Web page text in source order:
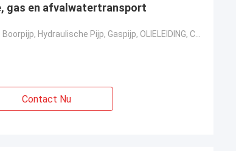
gas en afvalwatertransport
Contact Nu